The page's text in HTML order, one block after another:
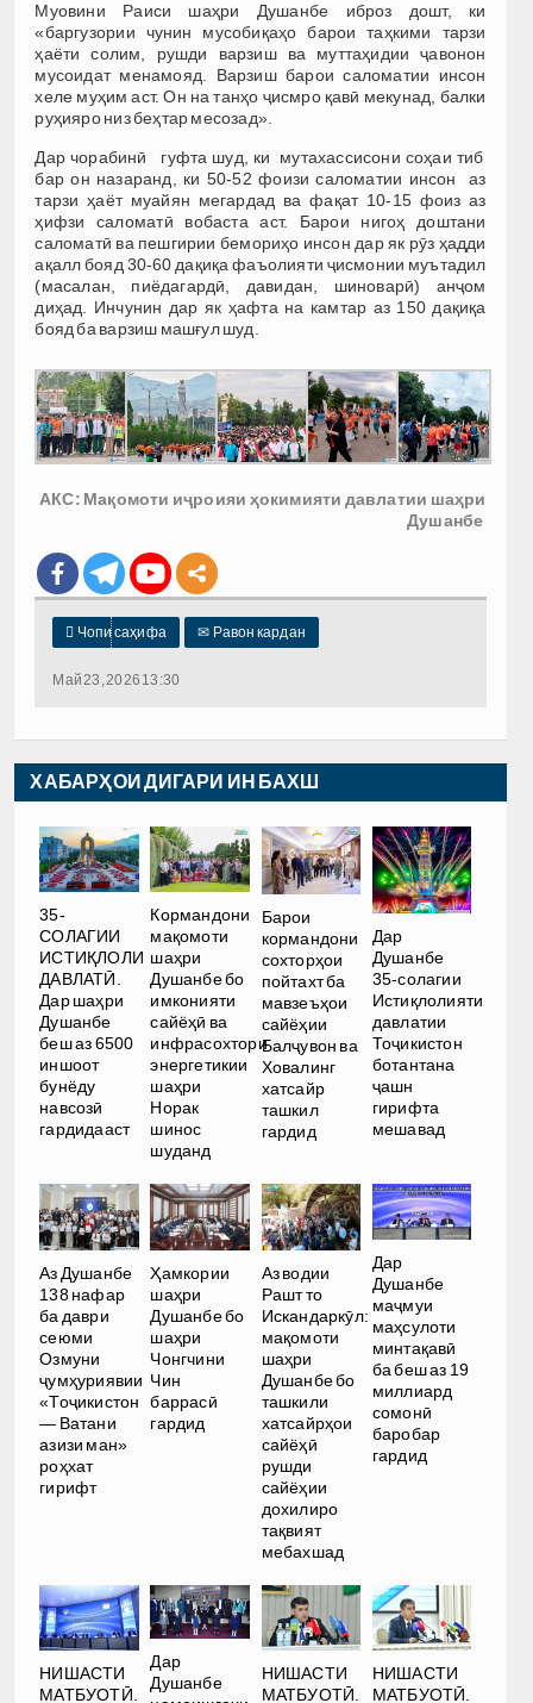
Муовини Раиси шаҳри Душанбе иброз дошт, ки
«баргузории чунин мусобиқаҳо барои таҳкими тарзи
ҳаёти солим, рушди варзиш ва муттаҳидии ҷавонон
мусоидат менамояд. Варзиш барои саломатии инсон
хеле муҳим аст. Он на танҳо ҷисмро қавӣ мекунад, балки
руҳияро низ беҳтар месозад».
Дар чорабинӣ гуфта шуд, ки мутахассисони соҳаи тиб
бар он назаранд, ки 50-52 фоизи саломатии инсон аз
тарзи ҳаёт муайян мегардад ва фақат 10-15 фоиз аз
ҳифзи саломатӣ вобаста аст. Барои нигоҳ доштани
саломатӣ ва пешгирии бемориҳо инсон дар як рӯз ҳадди
ақалл бояд 30-60 дақиқа фаъолияти ҷисмонии муътадил
(масалан, пиёдагардӣ, давидан, шиноварӣ) анҷом
диҳад. Инчунин дар як ҳафта на камтар аз 150 дақиқа
бояд ба варзиш машғул шуд.
АКС: Мақомоти иҷроияи ҳокимияти давлатии шаҳри
Душанбе
 Чопи саҳифа ✉ Равон кардан
Май 23, 2026 13:30
ХАБАРҲОИ ДИГАРИ ИН БАХШ
35-
СОЛАГИИ
ИСТИҚЛОЛИ
ДАВЛАТӢ.
Дар шаҳри
Душанбе
беш аз 6500
иншоот
бунёду
навсозӣ
гардидааст
Кормандони
мақомоти
шаҳри
Душанбе бо
имконияти
сайёҳӣ ва
инфрасохтори
энергетикии
шаҳри
Норак
шинос
шуданд
Барои
кормандони
сохторҳои
пойтахт ба
мавзеъҳои
сайёҳии
Балҷувон ва
Ховалинг
хатсайр
ташкил
гардид
Дар
Душанбе
35-солагии
Истиқлолияти
давлатии
Тоҷикистон
ботантана
ҷашн
гирифта
мешавад
Аз Душанбе
138 нафар
ба даври
сеюми
Озмуни
ҷумҳуриявии
«Тоҷикистон
— Ватани
азизи ман»
роҳхат
гирифт
Ҳамкории
шаҳри
Душанбе бо
шаҳри
Чонгчини
Чин
баррасӣ
гардид
Аз водии
Рашт то
Искандаркӯл:
мақомоти
шаҳри
Душанбе бо
ташкили
хатсайрҳои
сайёҳӣ
рушди
сайёҳии
дохилиро
тақвият
мебахшад
Дар
Душанбе
маҷмуи
маҳсулоти
минтақавӣ
ба беш аз 19
миллиард
сомонӣ
баробар
гардид
НИШАСТИ
МАТБУОТӢ.
Дар
Душанбе
НИШАСТИ
МАТБУОТӢ.
НИШАСТИ
МАТБУОТӢ.